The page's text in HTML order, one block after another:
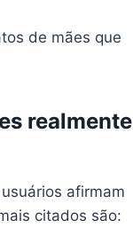
de mães que
realmente
afirmam
citados são: